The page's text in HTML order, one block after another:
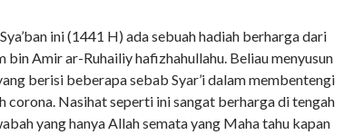
ini (1441 H) ada sebuah hadiah berharga dari
bin Amir ar-Ruhailiy hafizhahullahu. Beliau menyusun
berisi beberapa sebab Syar’i dalam membentengi
corona. Nasihat seperti ini sangat berharga di tengah
yang hanya Allah semata yang Maha tahu kapan